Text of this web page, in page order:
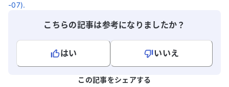
-07).
こちらの記事は参考になりましたか？
はい
いいえ
この記事をシェアする